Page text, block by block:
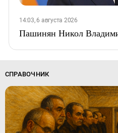
14:03, 6 августа 2026
Пашинян Никол
СПРАВОЧНИК